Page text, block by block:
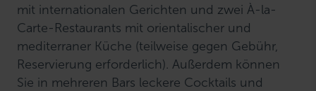
mit internationalen Gerichten und zwei À-la-
Carte-Restaurants mit orientalischer und
mediterraner Küche (teilweise gegen Gebühr,
Reservierung erforderlich). Außerdem können
Sie in mehreren Bars leckere Cocktails und